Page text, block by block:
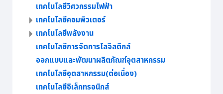
เทคโนโลยีวิศวกรรมไฟฟ้า
เทคโนโลยีคอมพิวเตอร์
เทคโนโลยีพลังงาน
เทคโนโลยีการจัดการโลจิสติกส์
ออกแบบและพัฒนาผลิตภัณฑ์อุตสาหกรรม
เทคโนโลยีอุตสาหกรรม(ต่อเนื่อง)
เทคโนโลยีอิเล็กทรอนิกส์